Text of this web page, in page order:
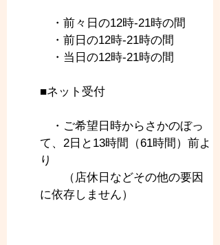
・前々日の12時-21時の間
・前日の12時-21時の間
・当日の12時-21時の間
■ネット受付
・ご希望日時からさかのぼっ
て、2日と13時間（61時間）前よ
り
（店休日などその他の要因
に依存しません）